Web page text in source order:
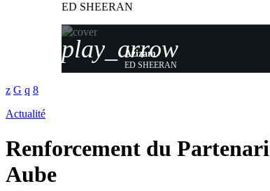
ED SHEERAN
play_arrow
Azizam
ED SHEERAN
Actualité
Renforcement du
Aube